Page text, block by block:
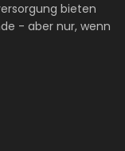
bieten
- aber nur, wenn